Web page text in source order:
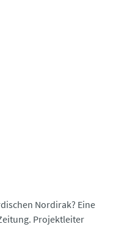
Nordirak? Eine
Projektleiter